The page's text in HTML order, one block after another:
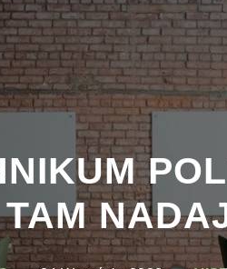
- 24 Września 2020 -